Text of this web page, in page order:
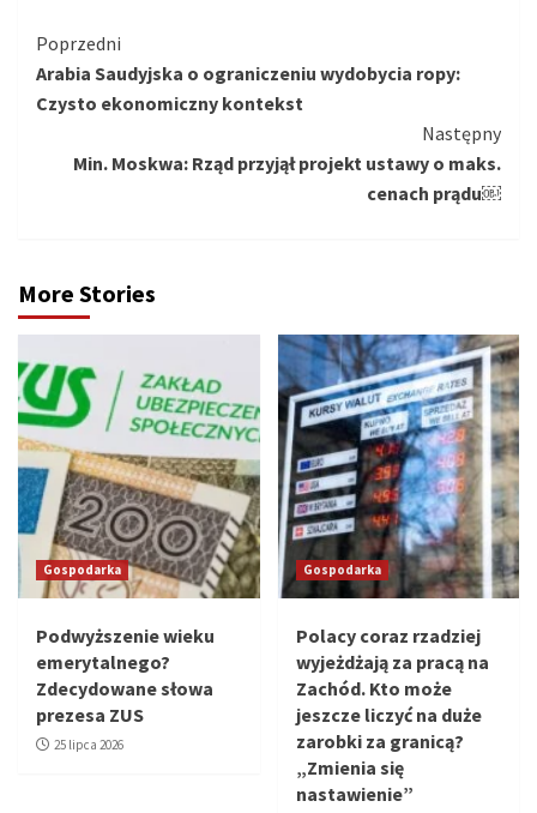
Kontynuuj
czytanie
Poprzedni
Arabia Saudyjska o ograniczeniu wydobycia ropy:
Czysto ekonomiczny kontekst
Następny
Min. Moskwa: Rząd przyjął projekt ustawy o maks.
cenach prądu￼
More Stories
Gospodarka
Podwyższenie wieku
emerytalnego?
Zdecydowane słowa
prezesa ZUS
25 lipca 2026
Gospodarka
Polacy coraz rzadziej
wyjeżdżają za pracą na
Zachód. Kto może
jeszcze liczyć na duże
zarobki za granicą?
„Zmienia się
nastawienie”